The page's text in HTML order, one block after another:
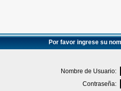
Por favor ingrese su
Nombre de Usuario:
Contraseña: